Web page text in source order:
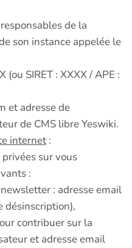
de la
son instance appelée le
SIRET : XXXX / APE :
et adresse de
de CMS libre Yeswiki.
internet :
sur vous
:
: adresse email
désinscription),
contribuer sur la
et adresse email